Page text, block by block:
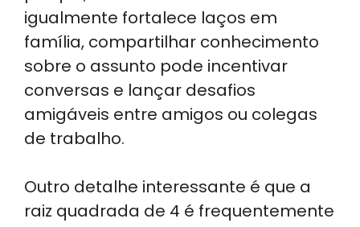
igualmente fortalece laços em
família, compartilhar conhecimento
sobre o assunto pode incentivar
conversas e lançar desafios
amigáveis entre amigos ou colegas
de trabalho.
Outro detalhe interessante é que a
raiz quadrada de 4 é frequentemente